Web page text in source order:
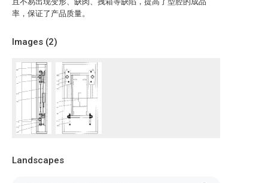
率，保证了产品质量。
Images (2)
Landscapes